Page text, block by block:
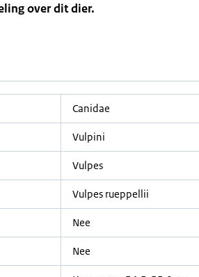
over dit dier.
Canidae
Vulpini
Vulpes
Vulpes rueppellii
Nee
Nee